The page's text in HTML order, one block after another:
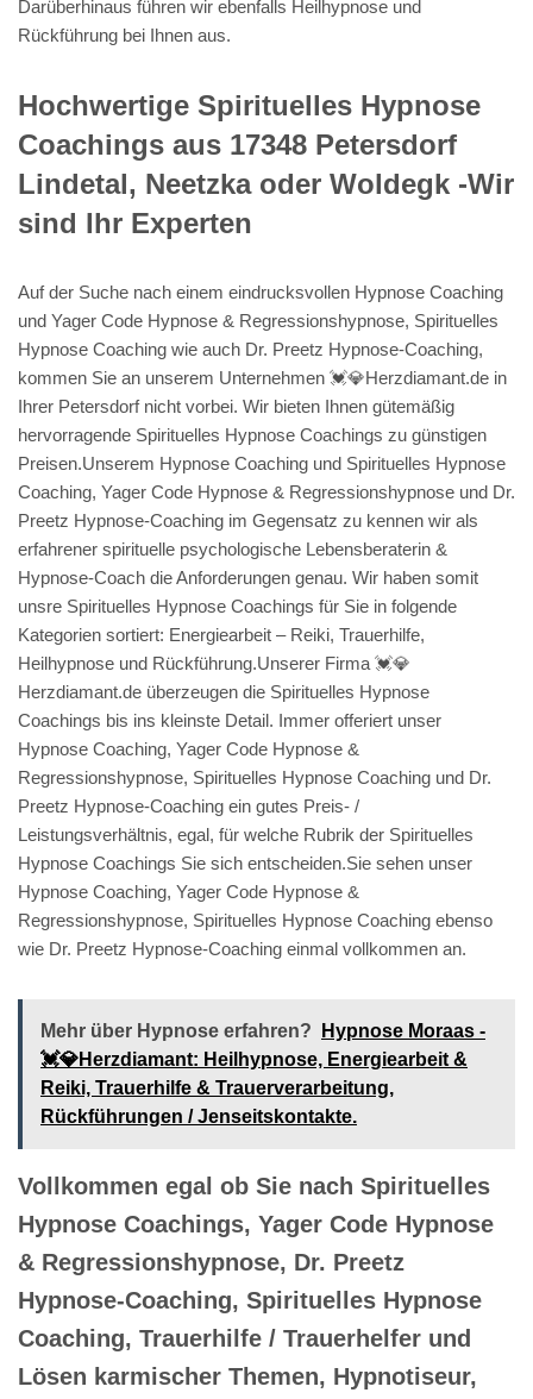
Darüberhinaus führen wir ebenfalls Heilhypnose und
Rückführung bei Ihnen aus.
Hochwertige Spirituelles Hypnose
Coachings aus 17348 Petersdorf
Lindetal, Neetzka oder Woldegk -Wir
sind Ihr Experten
Auf der Suche nach einem eindrucksvollen Hypnose Coaching
und Yager Code Hypnose & Regressionshypnose, Spirituelles
Hypnose Coaching wie auch Dr. Preetz Hypnose-Coaching,
kommen Sie an unserem Unternehmen 💓️💎Herzdiamant.de in
Ihrer Petersdorf nicht vorbei. Wir bieten Ihnen gütemäßig
hervorragende Spirituelles Hypnose Coachings zu günstigen
Preisen.Unserem Hypnose Coaching und Spirituelles Hypnose
Coaching, Yager Code Hypnose & Regressionshypnose und Dr.
Preetz Hypnose-Coaching im Gegensatz zu kennen wir als
erfahrener spirituelle psychologische Lebensberaterin &
Hypnose-Coach die Anforderungen genau. Wir haben somit
unsre Spirituelles Hypnose Coachings für Sie in folgende
Kategorien sortiert: Energiearbeit – Reiki, Trauerhilfe,
Heilhypnose und Rückführung.Unserer Firma 💓️💎
Herzdiamant.de überzeugen die Spirituelles Hypnose
Coachings bis ins kleinste Detail. Immer offeriert unser
Hypnose Coaching, Yager Code Hypnose &
Regressionshypnose, Spirituelles Hypnose Coaching und Dr.
Preetz Hypnose-Coaching ein gutes Preis- /
Leistungsverhältnis, egal, für welche Rubrik der Spirituelles
Hypnose Coachings Sie sich entscheiden.Sie sehen unser
Hypnose Coaching, Yager Code Hypnose &
Regressionshypnose, Spirituelles Hypnose Coaching ebenso
wie Dr. Preetz Hypnose-Coaching einmal vollkommen an.
Mehr über Hypnose erfahren?
Hypnose Moraas -
💓️💎Herzdiamant: Heilhypnose, Energiearbeit &
Reiki, Trauerhilfe & Trauerverarbeitung,
Rückführungen / Jenseitskontakte.
Vollkommen egal ob Sie nach Spirituelles
Hypnose Coachings, Yager Code Hypnose
& Regressionshypnose, Dr. Preetz
Hypnose-Coaching, Spirituelles Hypnose
Coaching, Trauerhilfe / Trauerhelfer und
Lösen karmischer Themen, Hypnotiseur,